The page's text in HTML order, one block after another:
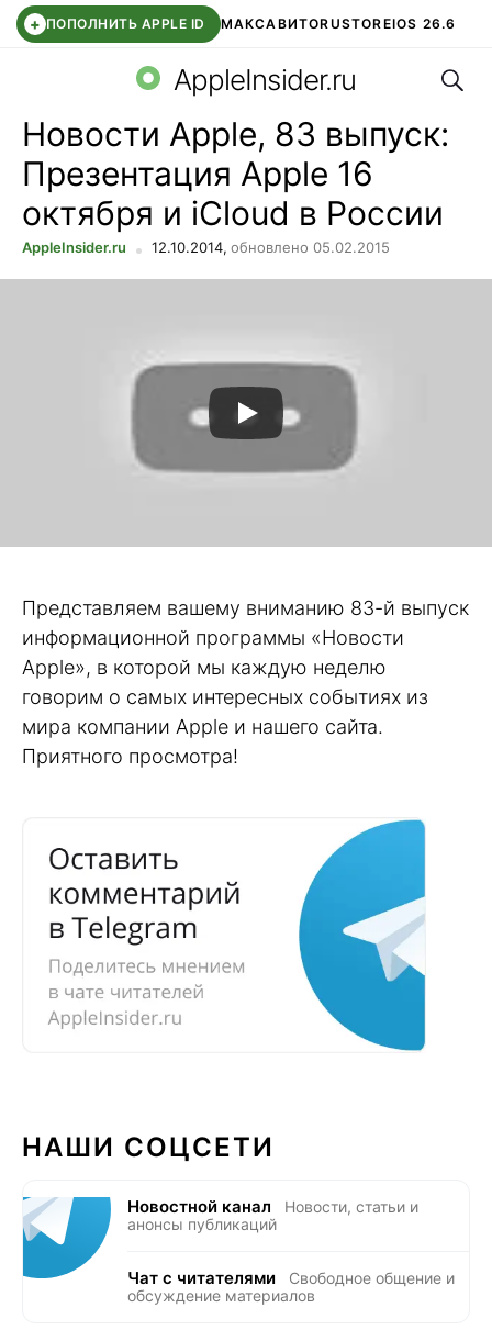
+ ПОПОЛНИТЬ APPLE ID МАКСАВИТОRUSTOREIOS 26.6
СБЕР КИДС ВТБ ОНЛАЙН ЧАТ В ROBLOX
AppleInsider.ru
Новости Apple, 83 выпуск:
Презентация Apple 16
октября и iCloud в России
AppleInsider.ru 12.10.2014, обновлено 05.02.2015
Представляем вашему вниманию 83-й выпуск
информационной программы «Новости
Apple», в которой мы каждую неделю
говорим о самых интересных событиях из
мира компании Apple и нашего сайта.
Приятного просмотра!
НАШИ СОЦСЕТИ
Новостной канал
Новости, статьи и
анонсы публикаций
Чат с читателями
Свободное общение и
обсуждение материалов